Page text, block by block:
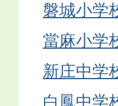
磐城小学
當麻小学
新庄中学
白鳳中学